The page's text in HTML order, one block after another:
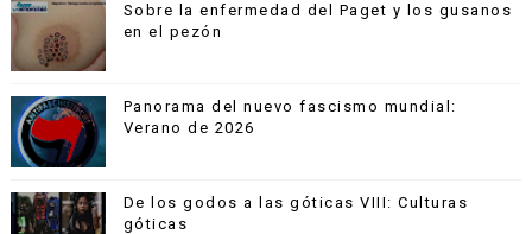
Sobre la enfermedad del Paget y los gusanos
en el pezón
Panorama del nuevo fascismo mundial:
Verano de 2026
De los godos a las góticas VIII: Culturas
góticas